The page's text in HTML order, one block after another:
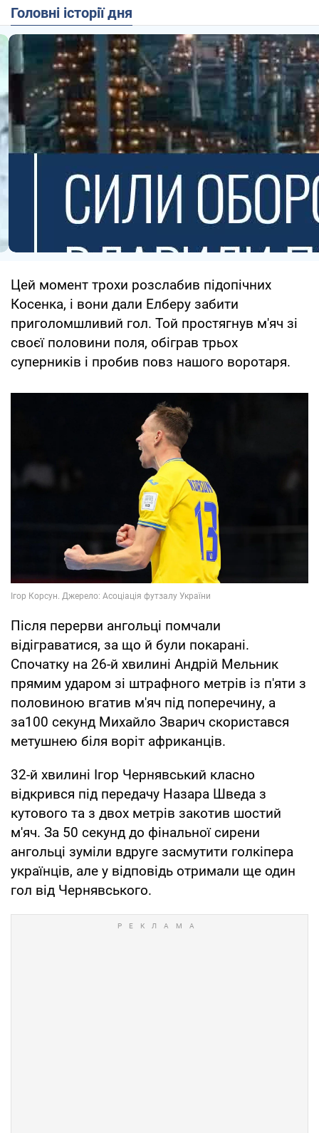
Головні історії дня
Цей момент трохи розслабив підопічних
Косенка, і вони дали Елберу забити
приголомшливий гол. Той простягнув м'яч зі
своєї половини поля, обіграв трьох
суперників і пробив повз нашого воротаря.
Після перерви ангольці помчали
відіграватися, за що й були покарані.
Спочатку на 26-й хвилині Андрій Мельник
прямим ударом зі штрафного метрів із п'яти з
половиною вгатив м'яч під поперечину, а
за100 секунд Михайло Зварич скористався
метушнею біля воріт африканців.
32-й хвилині Ігор Чернявський класно
відкрився під передачу Назара Шведа з
кутового та з двох метрів закотив шостий
м'яч. За 50 секунд до фінальної сирени
ангольці зуміли вдруге засмутити голкіпера
українців, але у відповідь отримали ще один
гол від Чернявського.